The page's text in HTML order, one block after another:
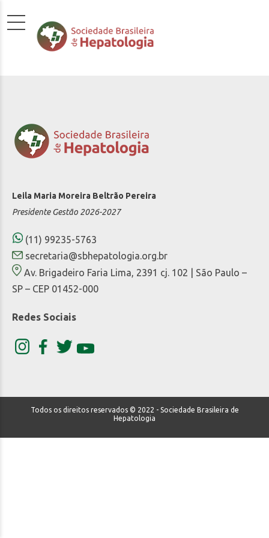
Leila Maria Moreira Beltrão Pereira
Presidente Gestão 2026-2027
(11) 99235-5763
secretaria@sbhepatologia.org.br
Av. Brigadeiro Faria Lima, 2391 cj. 102 | São Paulo –
SP – CEP 01452-000
Redes Sociais
Todos os direitos reservados © 2022 - Sociedade Brasileira de
Hepatologia